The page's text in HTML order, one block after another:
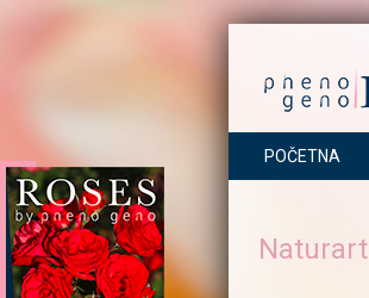
POČETNA
Naturart